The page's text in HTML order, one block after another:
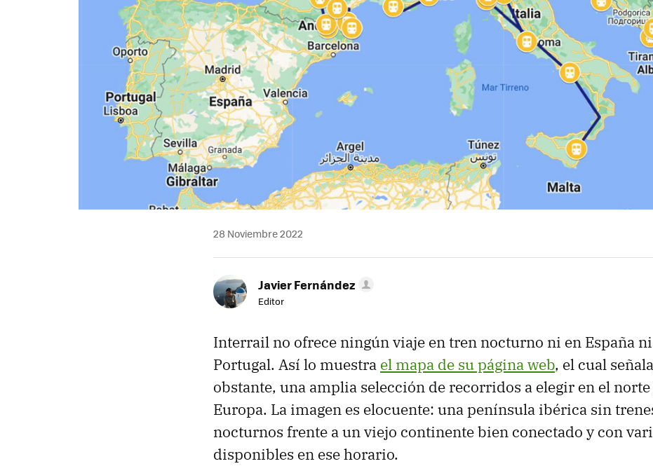
28 Noviembre 2022
Javier Fernández
Editor
Interrail no ofrece ningún viaje en tren nocturno ni en España
Portugal. Así lo muestra el mapa de su página web, el cual
obstante, una amplia selección de recorridos a elegir en el
Europa. La imagen es elocuente: una península ibérica sin
nocturnos frente a un viejo continente bien conectado y con
disponibles en ese horario.